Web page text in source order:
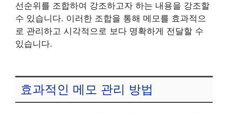
선순위를 조합하여 강조하고자 하는 내용을 강조할
수 있습니다. 이러한 조합을 통해 메모를 효과적으
로 관리하고 시각적으로 보다 명확하게 전달할 수
있습니다.
효과적인 메모 관리 방법